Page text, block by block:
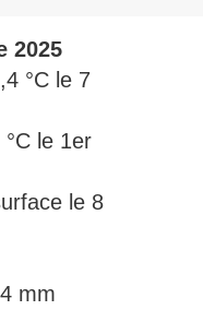
2025
°C le 7
le 1er
le 8
mm